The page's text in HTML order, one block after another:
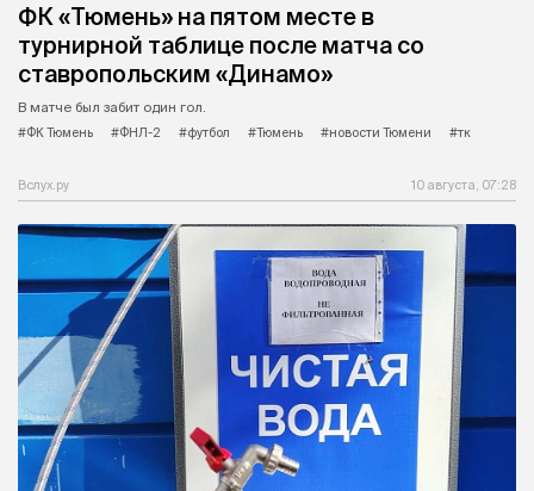
ФК «Тюмень» на пятом месте в
турнирной таблице после матча со
ставропольским «Динамо»
В матче был забит один гол.
#ФК Тюмень
#ФНЛ-2 #футбол #Тюмень #новости Тюмени #тк
Вслух.ру 10 августа, 07:28